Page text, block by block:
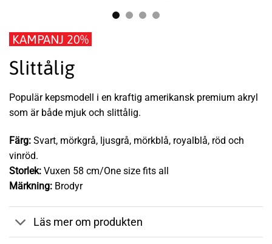
KAMPANJ 20%
Slittålig
Populär kepsmodell i en kraftig amerikansk premium akryl
som är både mjuk och slittålig.
Färg: Svart, mörkgrå, ljusgrå, mörkblå, royalblå, röd och
vinröd.
Storlek: Vuxen 58 cm/One size fits all
Märkning: Brodyr
Läs mer om produkten